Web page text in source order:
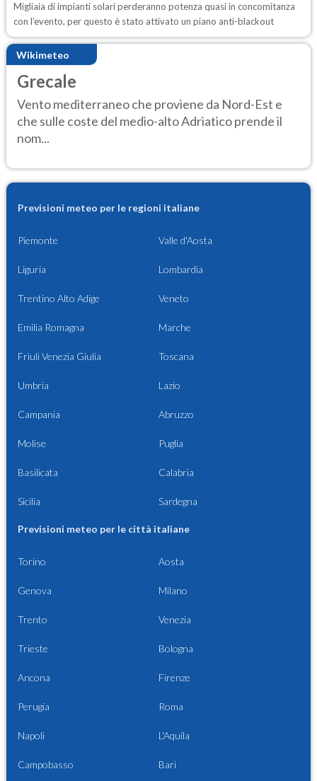
Migliaia di impianti solari perderanno potenza quasi in concomitanza
con l’evento, per questo è stato attivato un piano anti-blackout
Wikimeteo
Grecale
Vento mediterraneo che proviene da Nord-Est e
che sulle coste del medio-alto Adriatico prende il
nom...
Previsioni meteo per le regioni italiane
Piemonte Valle d'Aosta
Liguria Lombardia
Trentino Alto Adige Veneto
Emilia Romagna Marche
Friuli Venezia Giulia Toscana
Umbria Lazio
Campania Abruzzo
Molise Puglia
Basilicata Calabria
Sicilia Sardegna
Previsioni meteo per le città italiane
Torino Aosta
Genova Milano
Trento Venezia
Trieste Bologna
Ancona Firenze
Perugia Roma
Napoli L'Aquila
Campobasso Bari